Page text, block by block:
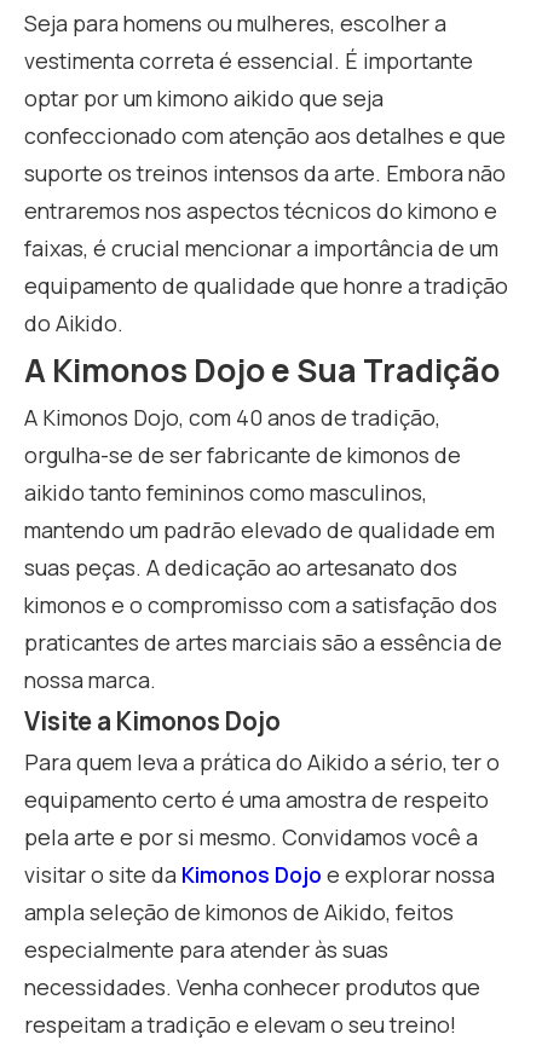
Seja para homens ou mulheres, escolher a
vestimenta correta é essencial. É importante
optar por um kimono aikido que seja
confeccionado com atenção aos detalhes e que
suporte os treinos intensos da arte. Embora não
entraremos nos aspectos técnicos do kimono e
faixas, é crucial mencionar a importância de um
equipamento de qualidade que honre a tradição
do Aikido.
A Kimonos Dojo e Sua Tradição
A Kimonos Dojo, com 40 anos de tradição,
orgulha-se de ser fabricante de kimonos de
aikido tanto femininos como masculinos,
mantendo um padrão elevado de qualidade em
suas peças. A dedicação ao artesanato dos
kimonos e o compromisso com a satisfação dos
praticantes de artes marciais são a essência de
nossa marca.
Visite a Kimonos Dojo
Para quem leva a prática do Aikido a sério, ter o
equipamento certo é uma amostra de respeito
pela arte e por si mesmo. Convidamos você a
visitar o site da Kimonos Dojo e explorar nossa
ampla seleção de kimonos de Aikido, feitos
especialmente para atender às suas
necessidades. Venha conhecer produtos que
respeitam a tradição e elevam o seu treino!